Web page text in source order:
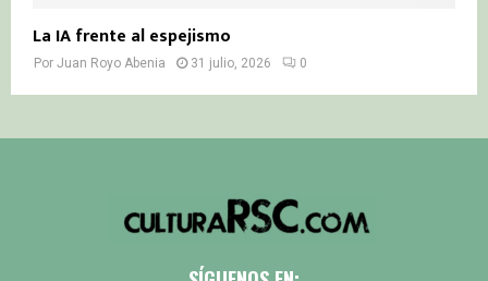
La IA frente al espejismo
Por Juan Royo Abenia 31 julio, 2026 0